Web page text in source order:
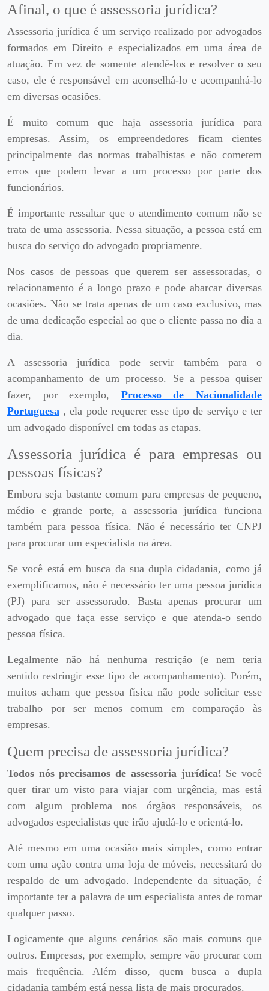
Afinal, o que é assessoria jurídica?
Assessoria jurídica é um serviço realizado por advogados
formados em Direito e especializados em uma área de
atuação. Em vez de somente atendê-los e resolver o seu
caso, ele é responsável em aconselhá-lo e acompanhá-lo
em diversas ocasiões.
É muito comum que haja assessoria jurídica para
empresas. Assim, os empreendedores ficam cientes
principalmente das normas trabalhistas e não cometem
erros que podem levar a um processo por parte dos
funcionários.
É importante ressaltar que o atendimento comum não se
trata de uma assessoria. Nessa situação, a pessoa está em
busca do serviço do advogado propriamente.
Nos casos de pessoas que querem ser assessoradas, o
relacionamento é a longo prazo e pode abarcar diversas
ocasiões. Não se trata apenas de um caso exclusivo, mas
de uma dedicação especial ao que o cliente passa no dia a
dia.
A assessoria jurídica pode servir também para o
acompanhamento de um processo. Se a pessoa quiser
fazer, por exemplo, Processo de Nacionalidade
Portuguesa , ela pode requerer esse tipo de serviço e ter
um advogado disponível em todas as etapas.
Assessoria jurídica é para empresas ou
pessoas físicas?
Embora seja bastante comum para empresas de pequeno,
médio e grande porte, a assessoria jurídica funciona
também para pessoa física. Não é necessário ter CNPJ
para procurar um especialista na área.
Se você está em busca da sua dupla cidadania, como já
exemplificamos, não é necessário ter uma pessoa jurídica
(PJ) para ser assessorado. Basta apenas procurar um
advogado que faça esse serviço e que atenda-o sendo
pessoa física.
Legalmente não há nenhuma restrição (e nem teria
sentido restringir esse tipo de acompanhamento). Porém,
muitos acham que pessoa física não pode solicitar esse
trabalho por ser menos comum em comparação às
empresas.
Quem precisa de assessoria jurídica?
Todos nós precisamos de assessoria jurídica! Se você
quer tirar um visto para viajar com urgência, mas está
com algum problema nos órgãos responsáveis, os
advogados especialistas que irão ajudá-lo e orientá-lo.
Até mesmo em uma ocasião mais simples, como entrar
com uma ação contra uma loja de móveis, necessitará do
respaldo de um advogado. Independente da situação, é
importante ter a palavra de um especialista antes de tomar
qualquer passo.
Logicamente que alguns cenários são mais comuns que
outros. Empresas, por exemplo, sempre vão procurar com
mais frequência. Além disso, quem busca a dupla
cidadania também está nessa lista de mais procurados.